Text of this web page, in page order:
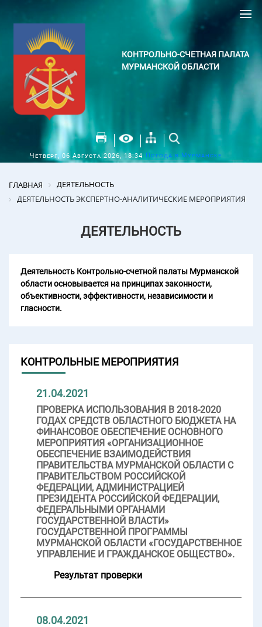
КОНТРОЛЬНО-СЧЕТНАЯ ПАЛАТА
МУРМАНСКОЙ ОБЛАСТИ
Четверг, 06 Августа 2026, 18:34 Погода в Мурманске
ГЛАВНАЯ
ДЕЯТЕЛЬНОСТЬ
ДЕЯТЕЛЬНОСТЬ ЭКСПЕРТНО-АНАЛИТИЧЕСКИЕ МЕРОПРИЯТИЯ
ДЕЯТЕЛЬНОСТЬ
Деятельность Контрольно-счетной палаты Мурманской
области основывается на принципах законности,
объективности, эффективности, независимости и
гласности.
КОНТРОЛЬНЫЕ МЕРОПРИЯТИЯ
21.04.2021
ПРОВЕРКА ИСПОЛЬЗОВАНИЯ В 2018-2020
ГОДАХ СРЕДСТВ ОБЛАСТНОГО БЮДЖЕТА НА
ФИНАНСОВОЕ ОБЕСПЕЧЕНИЕ ОСНОВНОГО
МЕРОПРИЯТИЯ «ОРГАНИЗАЦИОННОЕ
ОБЕСПЕЧЕНИЕ ВЗАИМОДЕЙСТВИЯ
ПРАВИТЕЛЬСТВА МУРМАНСКОЙ ОБЛАСТИ С
ПРАВИТЕЛЬСТВОМ РОССИЙСКОЙ
ФЕДЕРАЦИИ, АДМИНИСТРАЦИЕЙ
ПРЕЗИДЕНТА РОССИЙСКОЙ ФЕДЕРАЦИИ,
ФЕДЕРАЛЬНЫМИ ОРГАНАМИ
ГОСУДАРСТВЕННОЙ ВЛАСТИ»
ГОСУДАРСТВЕННОЙ ПРОГРАММЫ
МУРМАНСКОЙ ОБЛАСТИ «ГОСУДАРСТВЕННОЕ
УПРАВЛЕНИЕ И ГРАЖДАНСКОЕ ОБЩЕСТВО».
Результат проверки
08.04.2021